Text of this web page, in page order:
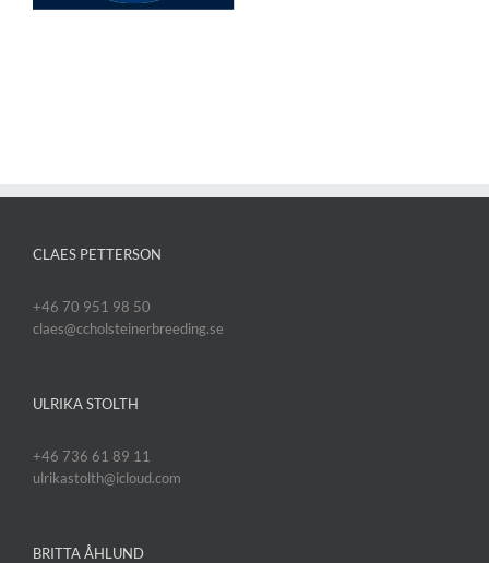
CLAES PETTERSON
+46 70 951 98 50
claes@ccholsteinerbreeding.se
ULRIKA STOLTH
+46 736 61 89 11
ulrikastolth@icloud.com
BRITTA ÅHLUND